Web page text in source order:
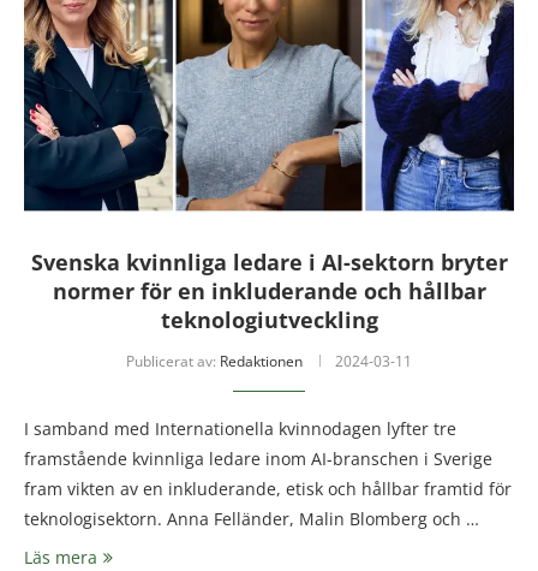
Svenska kvinnliga ledare i AI-sektorn bryter
normer för en inkluderande och hållbar
teknologiutveckling
Publicerat av: Redaktionen 2024-03-11
I samband med Internationella kvinnodagen lyfter tre
framstående kvinnliga ledare inom AI-branschen i Sverige
fram vikten av en inkluderande, etisk och hållbar framtid för
teknologisektorn. Anna Felländer, Malin Blomberg och …
Läs mera